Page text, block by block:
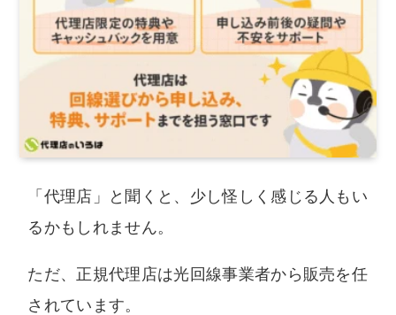
「代理店」と聞くと、少し怪しく感じる人もい
るかもしれません。
ただ、正規代理店は光回線事業者から販売を任
されています。